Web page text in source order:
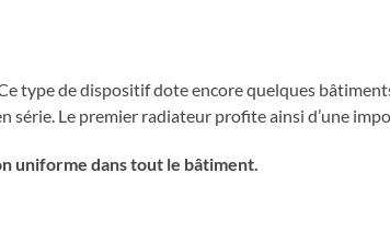
type de dispositif dote encore quelques
série. Le premier radiateur profite ainsi d’une
uniforme dans tout le bâtiment.